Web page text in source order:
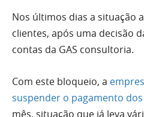
Nos últimos dias a situação
clientes, após uma decisão
contas da GAS consultoria.
Com este bloqueio, a
suspender o pagamento
mês, situação que já leva